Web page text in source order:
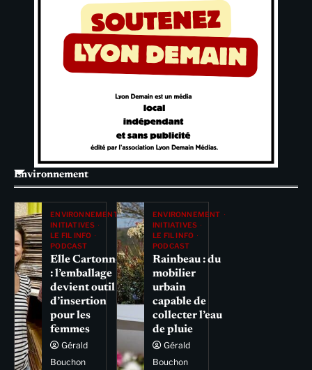
Environnement
ENVIRONNEMENT
INITIATIVES
LE FIL INFO
PODCAST
Elle Cartonne
: l’emballage
devient outil
d’insertion
pour les
femmes
Gérald
Bouchon
ENVIRONNEMENT
INITIATIVES
LE FIL INFO
PODCAST
Rainbeau : du
mobilier
urbain
capable de
collecter l’eau
de pluie
Gérald
Bouchon